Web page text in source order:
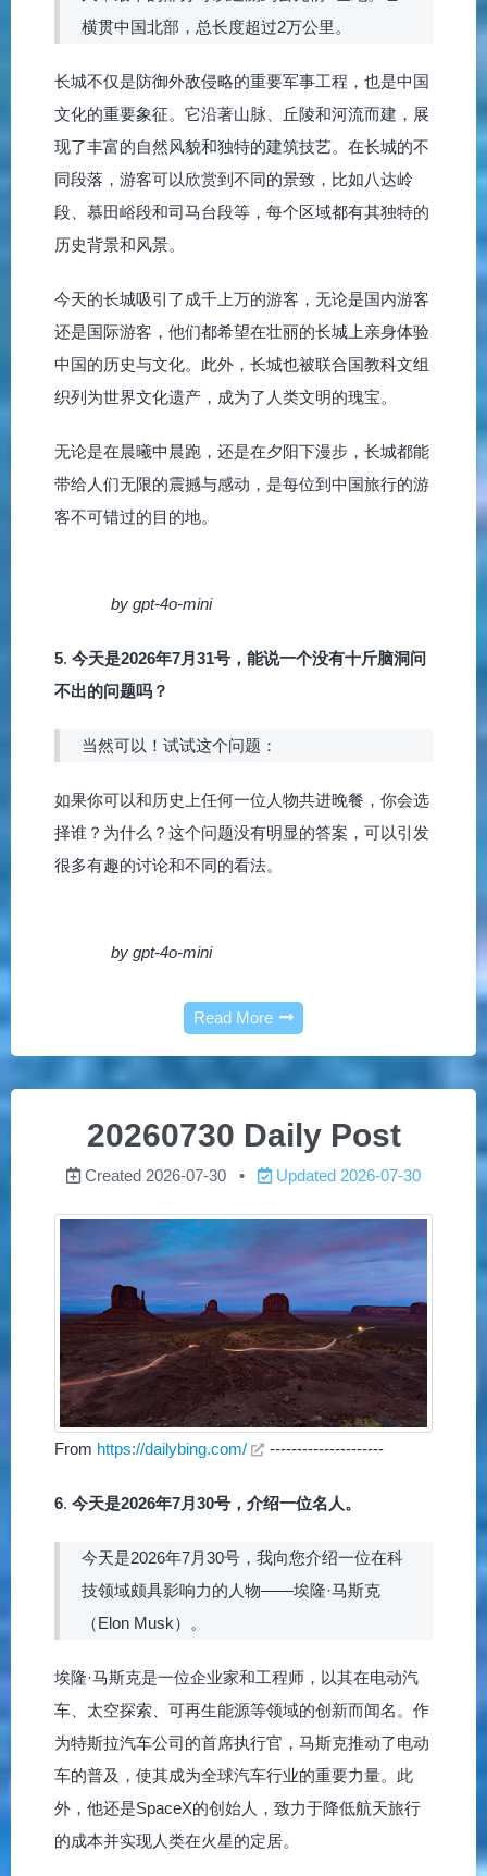
横贯中国北部，总长度超过2万公里。
长城不仅是防御外敌侵略的重要军事工程，也是中国
文化的重要象征。它沿著山脉、丘陵和河流而建，展
现了丰富的自然风貌和独特的建筑技艺。在长城的不
同段落，游客可以欣赏到不同的景致，比如八达岭
段、慕田峪段和司马台段等，每个区域都有其独特的
历史背景和风景。
今天的长城吸引了成千上万的游客，无论是国内游客
还是国际游客，他们都希望在壮丽的长城上亲身体验
中国的历史与文化。此外，长城也被联合国教科文组
织列为世界文化遗产，成为了人类文明的瑰宝。
无论是在晨曦中晨跑，还是在夕阳下漫步，长城都能
带给人们无限的震撼与感动，是每位到中国旅行的游
客不可错过的目的地。
by gpt-4o-mini
5. 今天是2026年7月31号，能说一个没有十斤脑洞问
不出的问题吗？
当然可以！试试这个问题：
如果你可以和历史上任何一位人物共进晚餐，你会选
择谁？为什么？这个问题没有明显的答案，可以引发
很多有趣的讨论和不同的看法。
by gpt-4o-mini
Read More
20260730 Daily Post
Created 2026-07-30 Updated 2026-07-30
From https://dailybing.com/ ---------------------
6. 今天是2026年7月30号，介绍一位名人。
今天是2026年7月30号，我向您介绍一位在科
技领域颇具影响力的人物——埃隆·马斯克
（Elon Musk）。
埃隆·马斯克是一位企业家和工程师，以其在电动汽
车、太空探索、可再生能源等领域的创新而闻名。作
为特斯拉汽车公司的首席执行官，马斯克推动了电动
车的普及，使其成为全球汽车行业的重要力量。此
外，他还是SpaceX的创始人，致力于降低航天旅行
的成本并实现人类在火星的定居。